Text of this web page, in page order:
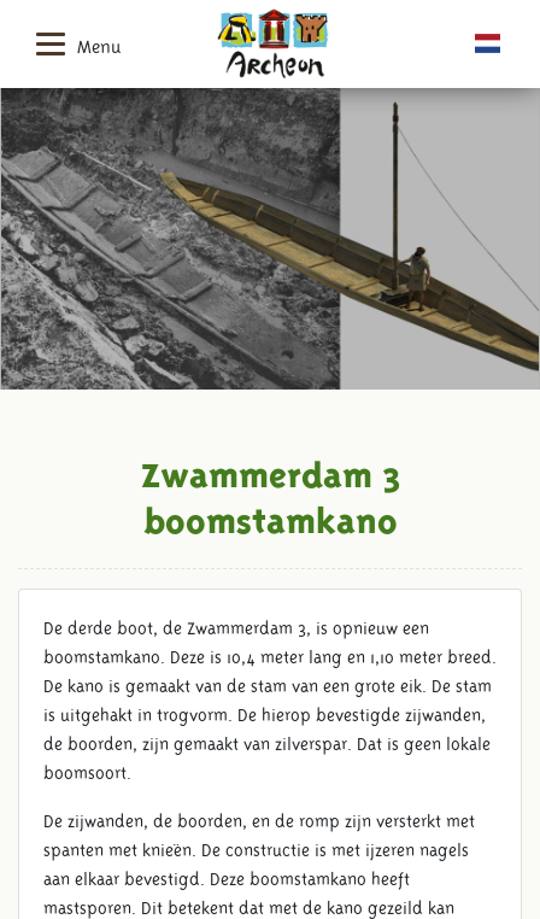
Menu
BOOMSTAMKANO
Zwammerdam 3
boomstamkano
De derde boot, de Zwammerdam 3, is opnieuw een
boomstamkano. Deze is 10,4 meter lang en 1,10 meter breed.
De kano is gemaakt van de stam van een grote eik. De stam
is uitgehakt in trogvorm. De hierop bevestigde zijwanden,
de boorden, zijn gemaakt van zilverspar. Dat is geen lokale
boomsoort.
De zijwanden, de boorden, en de romp zijn versterkt met
spanten met knieën. De constructie is met ijzeren nagels
aan elkaar bevestigd. Deze boomstamkano heeft
mastsporen. Dit betekent dat met de kano gezeild kan